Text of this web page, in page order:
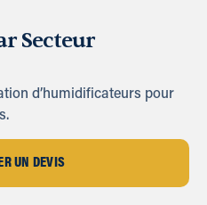
Secteur
d’humidificateurs pour
UN DEVIS